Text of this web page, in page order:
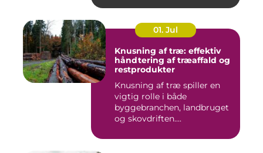
01. Jul
Knusning af træ: effektiv
håndtering af træaffald og
restprodukter
Knusning af træ spiller en
vigtig rolle i både
byggebranchen, landbruget
og skovdriften....